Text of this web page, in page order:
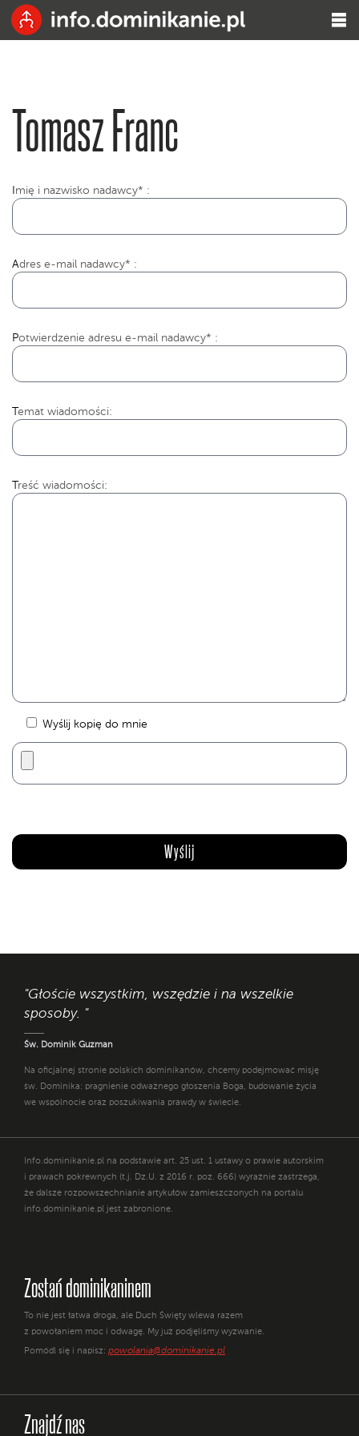
Tomasz Franc
mię i nazwisko nadawcy* :
Adres e-mail nadawcy* :
Potwierdzenie adresu e-mail nadawcy* :
Temat wiadomości:
Treść wiadomości:
Wyślij kopię do mnie
"Głoście wszystkim, wszędzie i na wszelkie
sposoby. "
Św. Dominik Guzman
Na oficjalnej stronie polskich dominikanów, chcemy podejmować misję
św. Dominika: pragnienie odważnego głoszenia Boga, budowanie życia
we wspólnocie oraz poszukiwania prawdy w świecie.
Info.dominikanie.pl na podstawie art. 25 ust. 1 ustawy o prawie autorskim
i prawach pokrewnych (t.j. Dz.U. z 2016 r. poz. 666) wyraźnie zastrzega,
że dalsze rozpowszechnianie artykułów zamieszczonych na portalu
info.dominikanie.pl jest zabronione.
Zostań dominikaninem
To nie jest łatwa droga, ale Duch Święty wlewa razem
z powołaniem moc i odwagę. My już podjęliśmy wyzwanie.
Pomódl się i napisz: powolania@dominikanie.pl
Znajdź nas